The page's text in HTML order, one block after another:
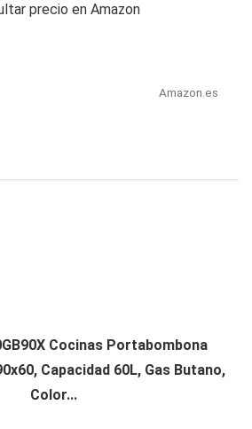
precio en Amazon
Amazon.es
Cocinas Portabombona
Capacidad 60L, Gas Butano,
Color...